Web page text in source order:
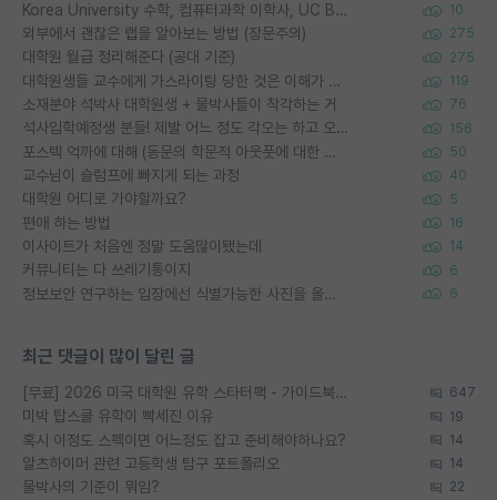
Korea University 수학, 컴퓨터과학 이학사, UC Berkeley 산업공학 대학원 공학박사가 되는 것은 쉽지 않겠죠? 10
외부에서 괜찮은 랩을 알아보는 방법 (장문주의) 275
대학원 월급 정리해준다 (공대 기준) 275
대학원생들 교수에게 가스라이팅 당한 것은 이해가 갑니다. 안타깝네요. 119
소재분야 석박사 대학원생 + 물박사들이 착각하는 거 76
석사입학예정생 분들! 제발 어느 정도 각오는 하고 오세요. 156
포스텍 억까에 대해 (동문의 학문적 아웃풋에 대한 반박) 50
교수님이 슬럼프에 빠지게 되는 과정 40
대학원 어디로 가야할까요? 5
편애 하는 방법 16
이사이트가 처음엔 정말 도움많이됐는데 14
커뮤니티는 다 쓰레기통이지 6
정보보안 연구하는 입장에선 식별가능한 사진을 올리는건 비추이긴함 6
최근 댓글이 많이 달린 글
[무료] 2026 미국 대학원 유학 스타터팩 - 가이드북 & 합격자 컨택메일 템플릿 647
미박 탑스쿨 유학이 빡세진 이유 19
혹시 이정도 스펙이면 어느정도 잡고 준비해야하나요? 14
알츠하이머 관련 고등학생 탐구 포트폴리오 14
물박사의 기준이 뭐임? 22